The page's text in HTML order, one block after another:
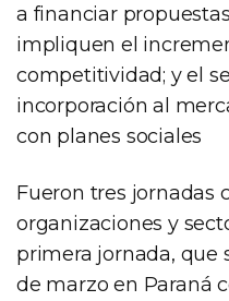
a financiar
impliquen el
competitividad; y el
incorporación al
con planes sociales
Fueron tres jornadas
organizaciones y
primera jornada, que
de marzo en Paraná